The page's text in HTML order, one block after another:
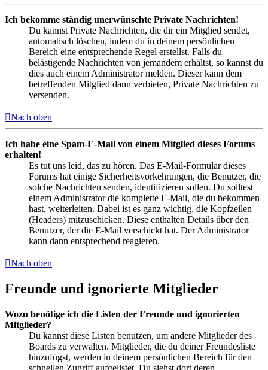
Ich bekomme ständig unerwünschte Private Nachrichten!
Du kannst Private Nachrichten, die dir ein Mitglied sendet,
automatisch löschen, indem du in deinem persönlichen
Bereich eine entsprechende Regel erstellst. Falls du
belästigende Nachrichten von jemandem erhältst, so kannst du
dies auch einem Administrator melden. Dieser kann dem
betreffenden Mitglied dann verbieten, Private Nachrichten zu
versenden.
Nach oben
Ich habe eine Spam-E-Mail von einem Mitglied dieses Forums
erhalten!
Es tut uns leid, das zu hören. Das E-Mail-Formular dieses
Forums hat einige Sicherheitsvorkehrungen, die Benutzer, die
solche Nachrichten senden, identifizieren sollen. Du solltest
einem Administrator die komplette E-Mail, die du bekommen
hast, weiterleiten. Dabei ist es ganz wichtig, die Kopfzeilen
(Headers) mitzuschicken. Diese enthalten Details über den
Benutzer, der die E-Mail verschickt hat. Der Administrator
kann dann entsprechend reagieren.
Nach oben
Freunde und ignorierte Mitglieder
Wozu benötige ich die Listen der Freunde und ignorierten
Mitglieder?
Du kannst diese Listen benutzen, um andere Mitglieder des
Boards zu verwalten. Mitglieder, die du deiner Freundesliste
hinzufügst, werden in deinem persönlichen Bereich für den